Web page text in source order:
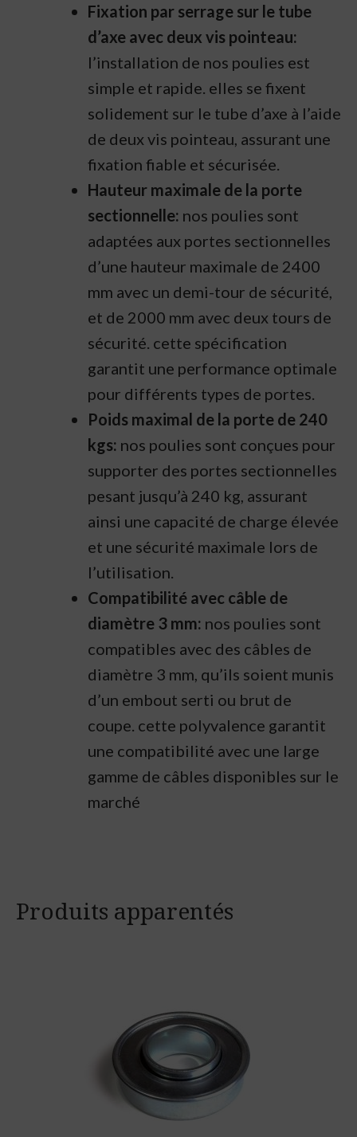
Fixation par serrage sur le tube
d’axe avec deux vis pointeau:
l’installation de nos poulies est
simple et rapide. elles se fixent
solidement sur le tube d’axe à l’aide
de deux vis pointeau, assurant une
fixation fiable et sécurisée.
Hauteur maximale de la porte
sectionnelle: nos poulies sont
adaptées aux portes sectionnelles
d’une hauteur maximale de 2400
mm avec un demi-tour de sécurité,
et de 2000 mm avec deux tours de
sécurité. cette spécification
garantit une performance optimale
pour différents types de portes.
Poids maximal de la porte de 240
kgs: nos poulies sont conçues pour
supporter des portes sectionnelles
pesant jusqu’à 240 kg, assurant
ainsi une capacité de charge élevée
et une sécurité maximale lors de
l’utilisation.
Compatibilité avec câble de
diamètre 3 mm: nos poulies sont
compatibles avec des câbles de
diamètre 3 mm, qu’ils soient munis
d’un embout serti ou brut de
coupe. cette polyvalence garantit
une compatibilité avec une large
gamme de câbles disponibles sur le
marché
Produits apparentés